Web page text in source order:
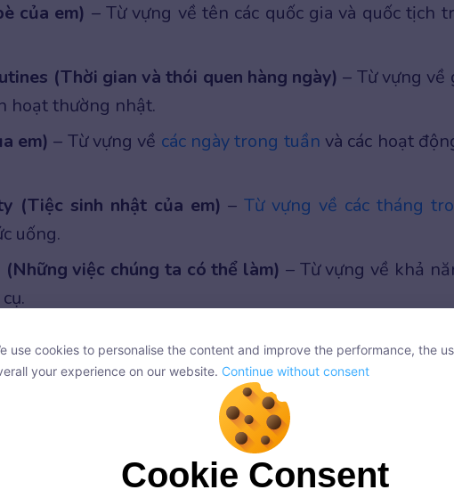
của em) – Từ vựng về tên các quốc gia và quốc tịch
(Thời gian và thói quen hàng ngày) – Từ vựng về
hoạt thường nhật.
em) – Từ vựng về các ngày trong tuần và các hoạt
(Tiệc sinh nhật của em) –Từ vựng về các tháng
uống.
việc chúng ta có thể làm) – Từ vựng về khả
(Cơ sở vật chất của trường)
quanh trường.
khóa biểu của chúng ta) – Từ vựng tên các môn học
(Môn học yêu thích của em) – Từ vựng miêu tả lý
nghề nghiệp tương lai.
use cookies to personalise the content and improve the performance, the
your experience on our website.
Continue without consent
Cookie Consent
use cookies to personalise the content and improve the performance, the
your experience on our website. Continue without consent
Cookie Consent